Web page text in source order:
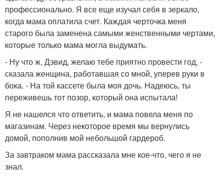
профессионально. Я все еще изучал себя в зеркало,
когда мама оплатила счет. Каждая черточка меня
старого была заменена самыми женственными чертами,
которые только мама могла выдумать.
- Ну что ж, Дэвид, желаю тебе приятно провести год, -
сказала женщина, работавшая со мной, уперев руки в
бока. - На той кассете была моя дочь. Надеюсь, ты
переживешь тот позор, который она испытала!
Я не нашелся что ответить, и мама повела меня по
магазинам. Через некоторое время мы вернулись
домой, пополнив мой небольшой гардероб.
За завтраком мама рассказала мне кое-что, чего я не
знал.